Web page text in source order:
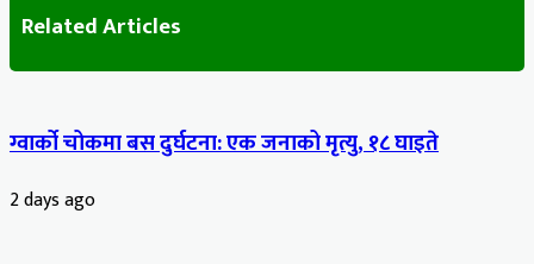
Related Articles
ग्वार्को चोकमा बस दुर्घटना: एक जनाको मृत्यु, १८ घाइते
2 days ago